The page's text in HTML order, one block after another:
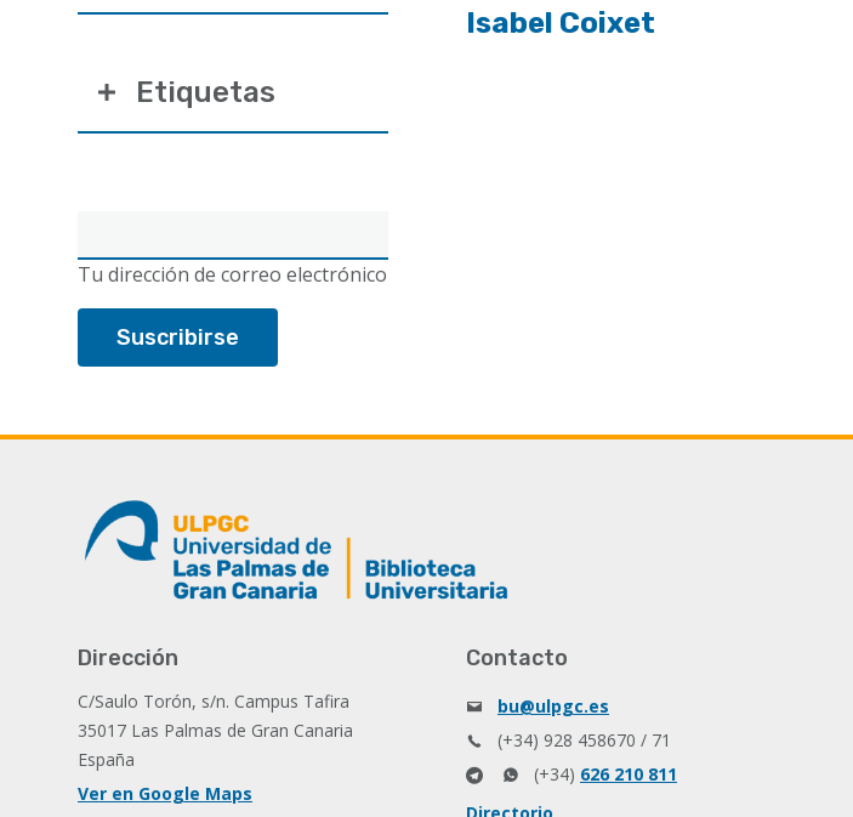
electrónico
Tu dirección de correo electrónico
Etiquetas
Isabel Coixet
Dirección
C/Saulo Torón, s/n. Campus Tafira
35017 Las Palmas de Gran Canaria
España
Ver en Google Maps
Contacto
bu@ulpgc.es
(+34) 928 458670 / 71
(+34) 626 210 811